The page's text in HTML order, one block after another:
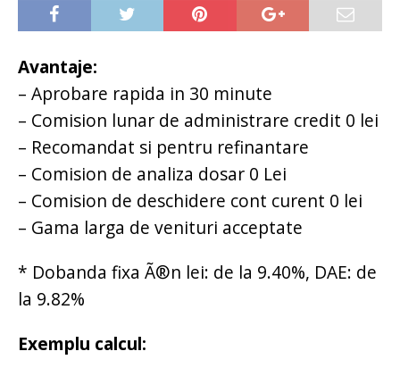
Avantaje:
– Aprobare rapida in 30 minute
– Comision lunar de administrare credit 0 lei
– Recomandat si pentru refinantare
– Comision de analiza dosar 0 Lei
– Comision de deschidere cont curent 0 lei
– Gama larga de venituri acceptate
* Dobanda fixa Ã®n lei: de la 9.40%, DAE: de
la 9.82%
Exemplu calcul: